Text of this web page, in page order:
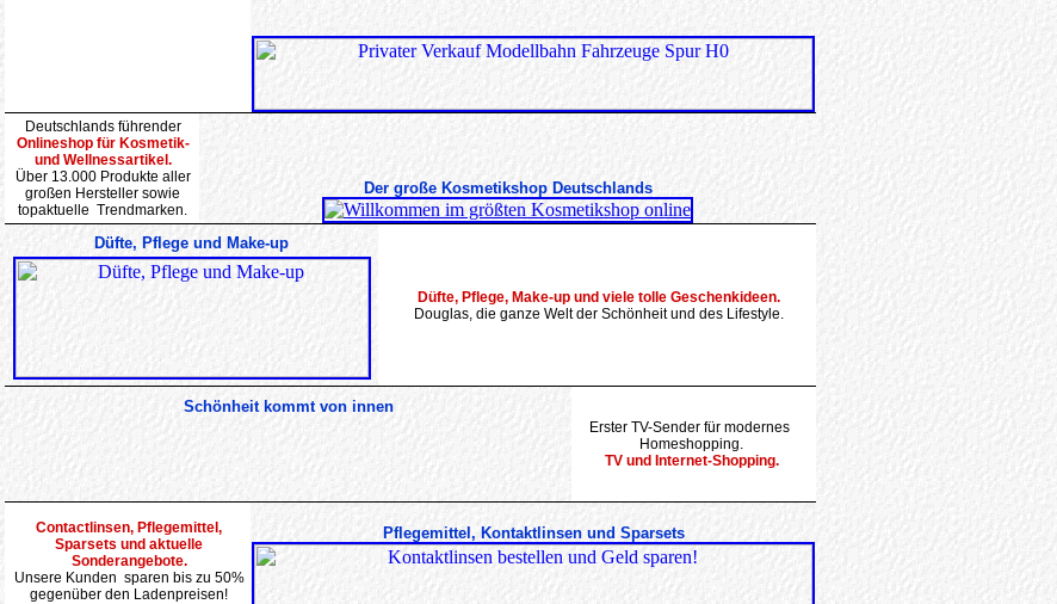
Deutschlands führender
Onlineshop für Kosmetik-
und Wellnessartikel.
Über 13.000 Produkte aller
großen Hersteller sowie
topaktuelle Trendmarken.
Der große Kosmetikshop Deutschlands
Düfte, Pflege und Make-up
Düfte, Pflege, Make-up und viele tolle Geschenkideen.
Douglas, die ganze Welt der Schönheit und des Lifestyle.
Schönheit kommt von innen
Erster TV-Sender für modernes
Homeshopping.
TV und Internet-Shopping.
Contactlinsen, Pflegemittel,
Sparsets und aktuelle
Sonderangebote.
Unsere Kunden sparen bis zu 50%
gegenüber den Ladenpreisen!
Pflegemittel, Kontaktlinsen und Sparsets